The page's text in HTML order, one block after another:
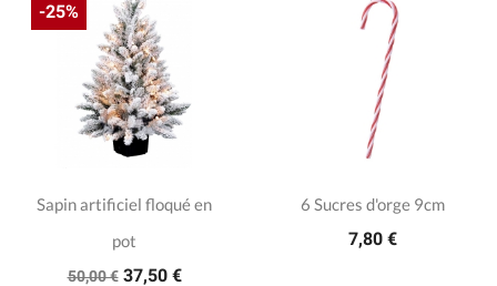
Sapin artificiel floqué en
pot
50,00 € 37,50 €
-25%
6 Sucres d'orge 9cm
7,80 €